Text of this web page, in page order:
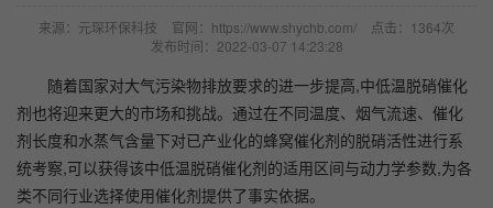
来源：元琛环保科技 官网：https://www.shychb.com/
点击：1364次
发布时间：2022-03-07 14:23:28
随着国家对大气污染物排放要求的进一步提高,中低温脱硝催化
剂也将迎来更大的市场和挑战。通过在不同温度、烟气流速、催化
剂长度和水蒸气含量下对已产业化的蜂窝催化剂的脱硝活性进行系
统考察,可以获得该中低温脱硝催化剂的适用区间与动力学参数,为各
类不同行业选择使用催化剂提供了事实依据。